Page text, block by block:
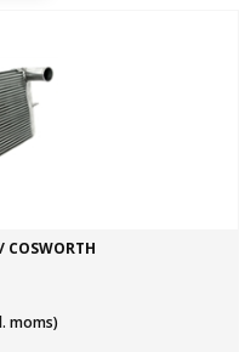
COSWORTH
moms)